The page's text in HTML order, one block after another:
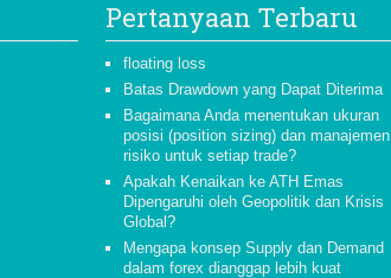
Pertanyaan Terbaru
floating loss
Batas Drawdown yang Dapat Diterima
Bagaimana Anda menentukan ukuran
posisi (position sizing) dan manajemen
risiko untuk setiap trade?
Apakah Kenaikan ke ATH Emas
Dipengaruhi oleh Geopolitik dan Krisis
Global?
Mengapa konsep Supply dan Demand
dalam forex dianggap lebih kuat